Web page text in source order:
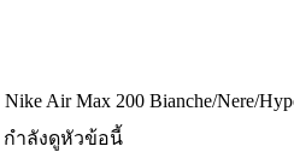
Air Max 200 Bianche/Nere/
กำลังดูหัวข้อนี้